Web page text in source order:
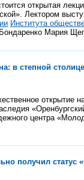
открытая
Лектором
Института
Мария
в степной
открытие
центра
получил статус